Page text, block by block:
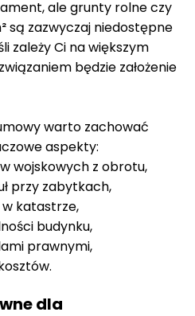
ale grunty rolne czy
są zazwyczaj niedostępne
zależy Ci na większym
będzie założenie
warto zachować
aspekty:
wojskowych z obrotu,
przy zabytkach,
katastrze,
budynku,
prawnymi,
dla